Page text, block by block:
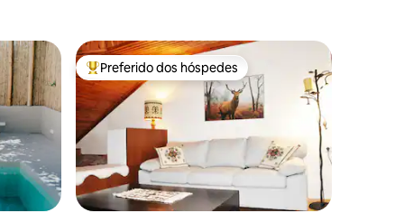
Entre os melhores preferidos dos hóspedes
Preferido dos hóspedes